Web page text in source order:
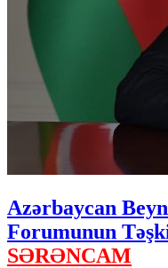
Azərbaycan
Forumunun
SƏRƏNCAM